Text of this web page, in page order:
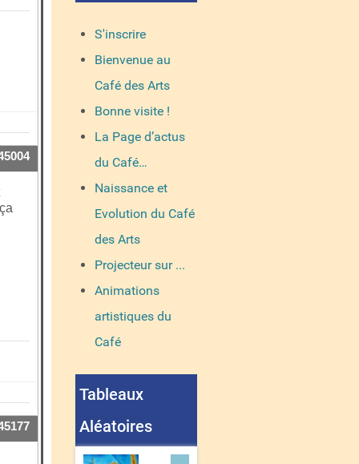
S'inscrire
Bienvenue au
Café des Arts
Bonne visite !
La Page d’actus
du Café…
Naissance et
Evolution du Café
des Arts
Projecteur sur ...
Animations
artistiques du
Café
Tableaux
Aléatoires